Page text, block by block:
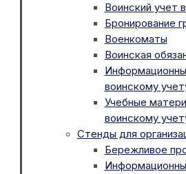
Воинский учет
Бронирование
Военкоматы
Воинская
воинскому
Учебные
воинскому
Стенды для
Бережливое